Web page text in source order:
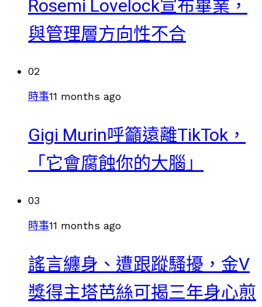
Rosemi Lovelock宣布畢業，
與管理層方向性不合
02
時事11 months ago
Gigi Murin呼籲遠離TikTok，
「它會腐蝕你的大腦」
03
時事11 months ago
謠言纏身、遭跟蹤騷擾，金V
獎得主塔芭絲可揭三年身心煎